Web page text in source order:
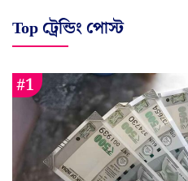
Top ট্রেন্ডিং পোস্ট